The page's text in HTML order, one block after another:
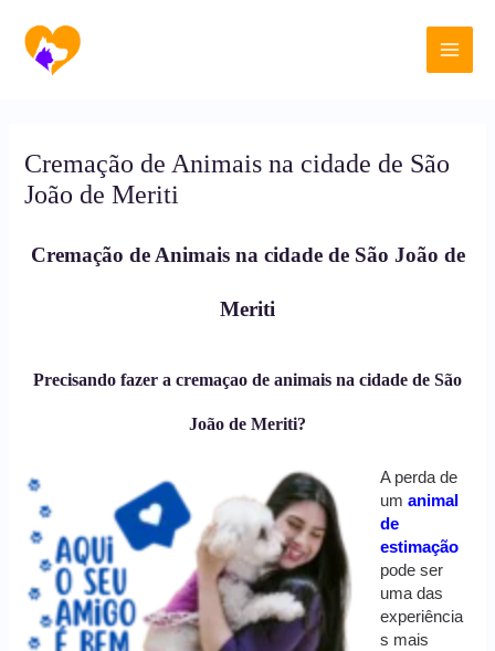
para
conteúdo
Main
Cremação de Animais na cidade de São
João de Meriti
Cremação de Animais na cidade de São João de
Meriti
Precisando fazer a cremaçao de animais na cidade de São
João de Meriti?
A perda de
umanimal
de
estimação
pode ser
uma das
experiência
s mais